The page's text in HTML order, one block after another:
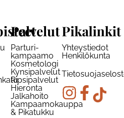
Palvelut
Parturi-
kampaamo
Kosmetologi
Kynsipalvelut
Ripsipalvelut
Hieronta
Jalkahoito
Kampaamokauppa
& Pikatukku
Pikalinkit
Yhteystiedot
Henkilökunta